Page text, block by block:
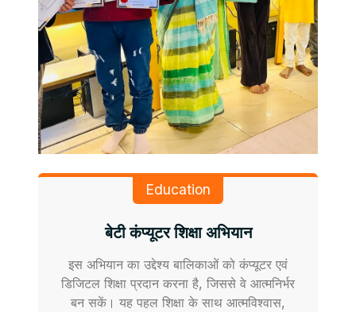
Education
बेटी कंप्यूटर शिक्षा अभियान
इस अभियान का उद्देश्य बालिकाओं को कंप्यूटर एवं
डिजिटल शिक्षा प्रदान करना है, जिससे वे आत्मनिर्भर
बन सकें। यह पहल शिक्षा के साथ आत्मविश्वास,